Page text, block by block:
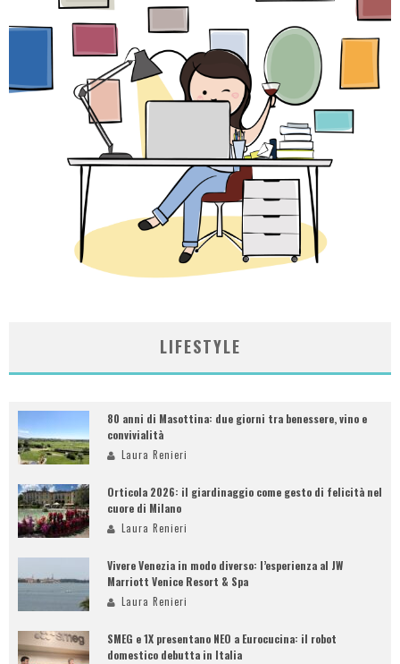
LIFESTYLE
80 anni di Masottina: due giorni tra benessere, vino e
convivialità
Laura Renieri
Orticola 2026: il giardinaggio come gesto di felicità nel
cuore di Milano
Laura Renieri
Vivere Venezia in modo diverso: l’esperienza al JW
Marriott Venice Resort & Spa
Laura Renieri
SMEG e 1X presentano NEO a Eurocucina: il robot
domestico debutta in Italia